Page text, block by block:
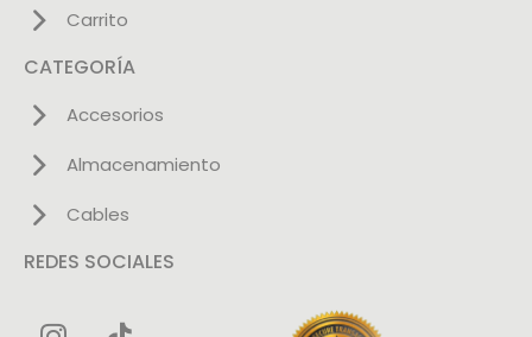
Carrito
CATEGORÍA
Accesorios
Almacenamiento
Cables
REDES SOCIALES